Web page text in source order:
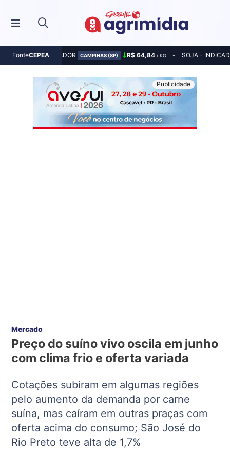
FonteCEPEA
MILHO - INDICADOR CAMPINAS (SP) R$ 64,84 / KG SOJA -
Mercado
Preço do suíno vivo oscila em junho
com clima frio e oferta variada
Cotações subiram em algumas regiões
pelo aumento da demanda por carne
suína, mas caíram em outras praças com
oferta acima do consumo; São José do
Rio Preto teve alta de 1,7%